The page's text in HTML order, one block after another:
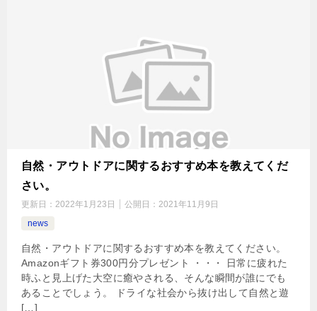
自然・アウトドアに関するおすすめ本を教えてくだ
さい。
更新日： 2022年1月23日 公開日： 2021年11月9日
news
自然・アウトドアに関するおすすめ本を教えてください。
Amazonギフト券300円分プレゼント ・・・ 日常に疲れた
時ふと見上げた大空に癒やされる、そんな瞬間が誰にでも
あることでしょう。 ドライな社会から抜け出して自然と遊
[…]